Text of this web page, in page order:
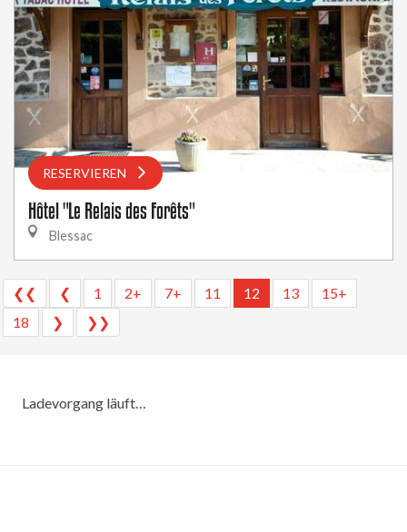
RESERVIEREN
Hôtel "Le Relais des Forêts"
Blessac
❮❮ ❮ 1 2+ 7+ 11 12 13
15+
18
❯ ❯❯
Ladevorgang läuft…